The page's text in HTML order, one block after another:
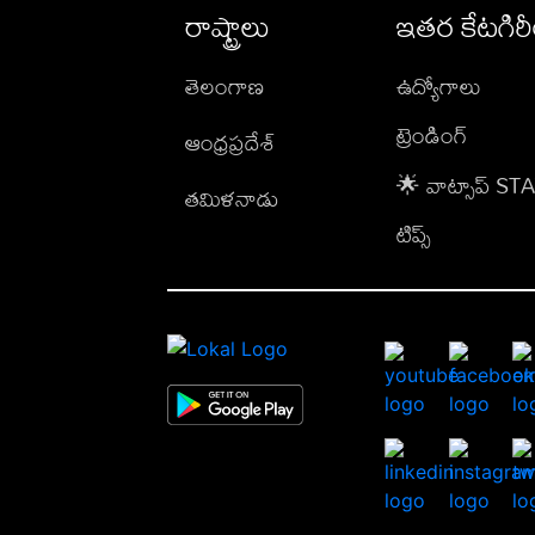
రాష్ట్రాలు
తెలంగాణ
ఆంధ్రప్రదేశ్
తమిళనాడు
ఇతర
ఉద్యోగాలు
ట్రెండింగ్
🌟 వాట్సాప్
టిప్స్